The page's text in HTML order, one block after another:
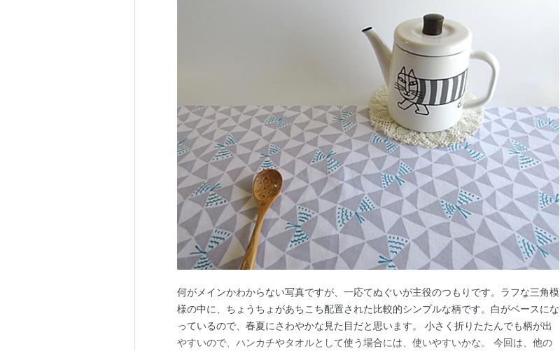
何がメインかわからない写真ですが、一応てぬぐいが主役のつもりです。ラフな三角模
様の中に、ちょうちょがあちこち配置された比較的シンプルな柄です。白がベースにな
っているので、春夏にさわやかな見た目だと思います。 小さく折りたたんでも柄が出
やすいので、ハンカチやタオルとして使う場合には、使いやすいかな。 今回は、他の